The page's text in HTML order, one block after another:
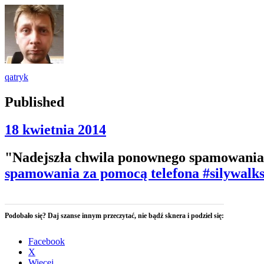
qatryk
Published
18 kwietnia 2014
"Nadejszła chwila ponownego
spamowania za pomocą telefona
Podobało się? Daj szanse innym przeczytać, nie bądź sknera i podziel się:
Facebook
X